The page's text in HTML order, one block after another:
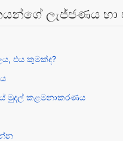
ලැජ්ජණය හා
එය කුමක්ද?
මුදල් කළමනාකරණය